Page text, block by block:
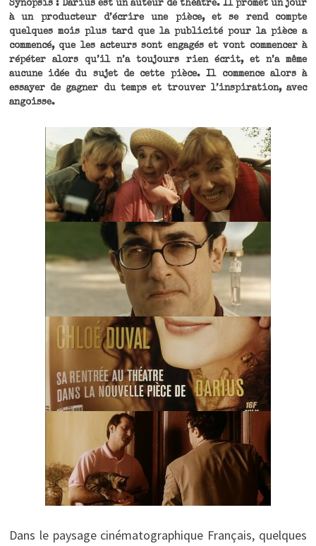
Synopsis : Darius est un auteur de théâtre. Il promet un jour
à un producteur d’écrire une pièce, et se rend compte
quelques mois plus tard que la publicité pour la pièce a
commencé, que les acteurs sont engagés et vont commencer à
répéter alors qu’il n’a toujours rien écrit, et n’a même
aucune idée du sujet de cette pièce. Il commence alors à
essayer de gagner du temps et trouver l’inspiration, avec
angoisse.
Dans le paysage cinématographique Français, quelques